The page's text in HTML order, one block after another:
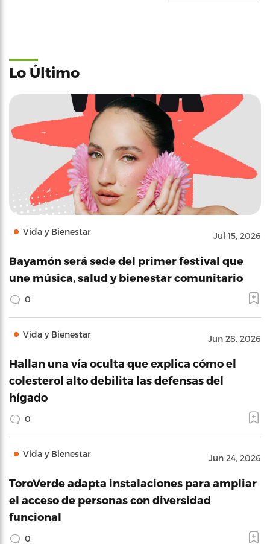
Lo Último
Vida y Bienestar Jul 15, 2026
Bayamón será sede del primer festival que
une música, salud y bienestar comunitario
0
Vida y Bienestar Jun 28, 2026
Hallan una vía oculta que explica cómo el
colesterol alto debilita las defensas del
hígado
0
Vida y Bienestar Jun 24, 2026
ToroVerde adapta instalaciones para ampliar
el acceso de personas con diversidad
funcional
0